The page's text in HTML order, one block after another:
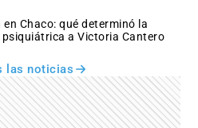
en Chaco: qué determinó la
psiquiátrica a Victoria Cantero
las noticias